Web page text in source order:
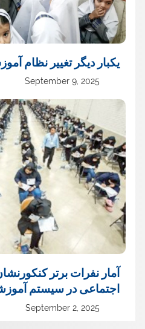
یک‏بار دیگر تغییر نظام
September 9, 2025
آمار نفرات برتر
اجتماعی در سیستم
September 2, 2025